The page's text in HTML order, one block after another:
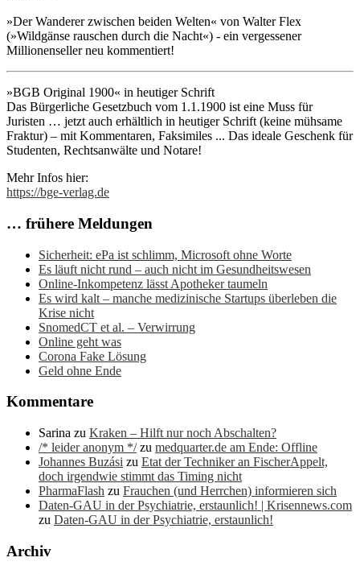
»Der Wanderer zwischen beiden Welten« von Walter Flex
(»Wildgänse rauschen durch die Nacht«) - ein vergessener
Millionenseller neu kommentiert!
»BGB Original 1900« in heutiger Schrift
Das Bürgerliche Gesetzbuch vom 1.1.1900 ist eine Muss für
Juristen … jetzt auch erhältlich in heutiger Schrift (keine mühsame
Fraktur) – mit Kommentaren, Faksimiles ... Das ideale Geschenk für
Studenten, Rechtsanwälte und Notare!
Mehr Infos hier:
https://bge-verlag.de
… frühere Meldungen
Sicherheit: ePa ist schlimm, Microsoft ohne Worte
Es läuft nicht rund – auch nicht im Gesundheitswesen
Online-Inkompetenz lässt Apotheker taumeln
Es wird kalt – manche medizinische Startups überleben die
Krise nicht
SnomedCT et al. – Verwirrung
Online geht was
Corona Fake Lösung
Geld ohne Ende
Kommentare
Sarina zu Kraken – Hilft nur noch Abschalten?
/* leider anonym */zu medquarter.de am Ende: Offline
Johannes Buzási zu Etat der Techniker an FischerAppelt,
doch irgendwie stimmt das Timing nicht
PharmaFlash zu Frauchen (und Herrchen) informieren sich
Daten-GAU in der Psychiatrie, erstaunlich! | Krisennews.com
zu Daten-GAU in der Psychiatrie, erstaunlich!
Archiv